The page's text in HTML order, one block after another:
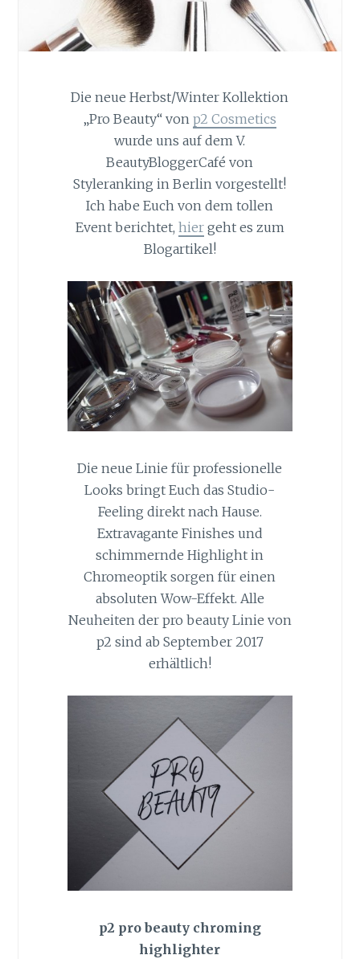
Die neue Herbst/Winter Kollektion
„Pro Beauty“ vonp2 Cosmetics
wurde uns auf dem V.
BeautyBloggerCafé von
Styleranking in Berlin vorgestellt!
Ich habe Euch von dem tollen
Event berichtet, hiergeht es zum
Blogartikel!
Die neue Linie für professionelle
Looks bringt Euch das Studio-
Feeling direkt nach Hause.
Extravagante Finishes und
schimmernde Highlight in
Chromeoptik sorgen für einen
absoluten Wow-Effekt. Alle
Neuheiten der pro beauty Linie von
p2 sind ab September 2017
erhältlich!
p2 pro beauty chroming
highlighter